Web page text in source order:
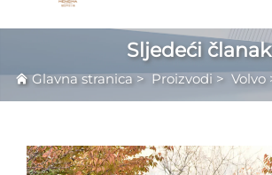
Sljedeći članak
Glavna stranica > Proizvodi > Volvo